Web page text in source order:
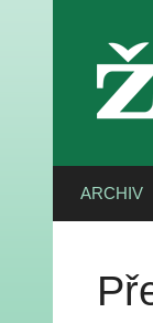
ARCHIV